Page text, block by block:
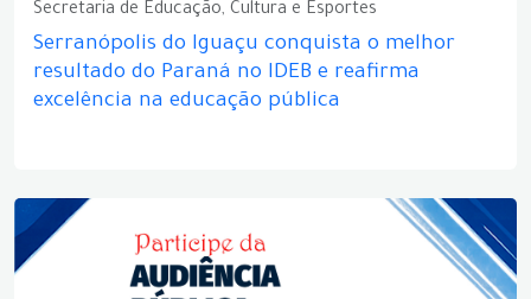
Secretaria de Educação, Cultura e Esportes
Serranópolis do Iguaçu conquista o melhor
resultado do Paraná no IDEB e reafirma
excelência na educação pública